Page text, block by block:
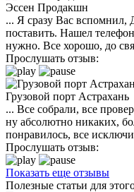
Эссен Продакшн
... Я сразу Вас
поставить. Нашел
нужно. Все хорошо, до
Прослушать отзыв:
Грузовой порт Астрахань
... Все собрали, все
ну абсолютно никаких,
понравилось, все
Прослушать отзыв:
Показать еще отзывы
Полезные статьи для